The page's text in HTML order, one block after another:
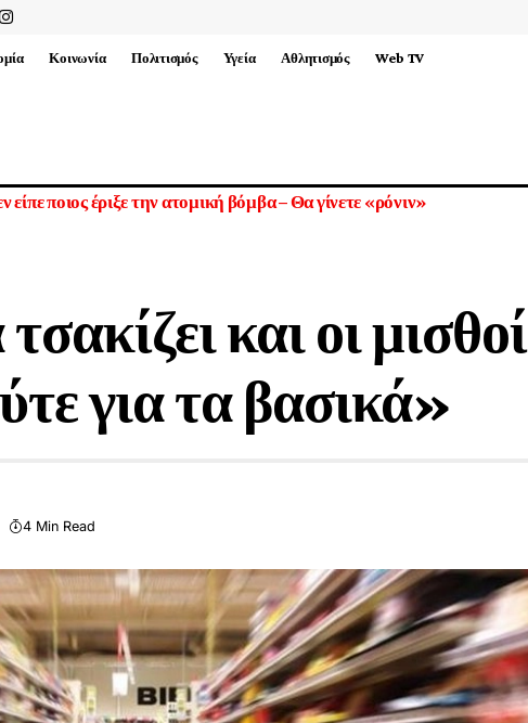
Κοινωνία Πολιτισμός Υγεία Αθλητισμός Web TV
σε σκοτεινό όχημα χωρίς οπτική επαφή
και οι μισθοί
για τα βασικά»
4 Min Read